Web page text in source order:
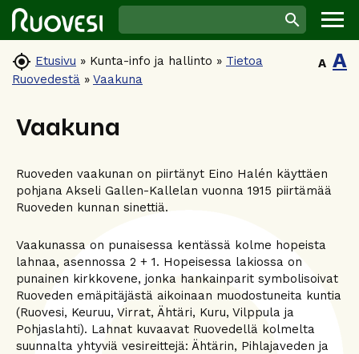
 Etusivu » Kunta-info ja hallinto » Tietoa
Ruovedestä » Vaakuna
A A
Vaakuna
Ruoveden vaakunan on piirtänyt Eino Halén käyttäen
pohjana Akseli Gallen-Kallelan vuonna 1915 piirtämää
Ruoveden kunnan sinettiä.
Vaakunassa on punaisessa kentässä kolme hopeista
lahnaa, asennossa 2 + 1. Hopeisessa lakiossa on
punainen kirkkovene, jonka hankainparit symbolisoivat
Ruoveden emäpitäjästä aikoinaan muodostuneita kuntia
(Ruovesi, Keuruu, Virrat, Ähtäri, Kuru, Vilppula ja
Pohjaslahti). Lahnat kuvaavat Ruovedellä kolmelta
suunnalta yhtyviä vesireittejä: Ähtärin, Pihlajaveden ja